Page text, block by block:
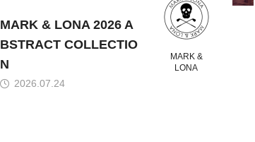
MARK &
LONA
2026.07.24
MARK & LONA 2026 A
BSTRACT COLLECTIO
N